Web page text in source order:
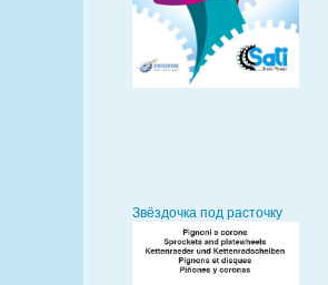
Звёздочка под расточку